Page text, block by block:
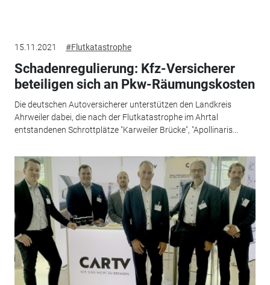
15.11.2021 #Flutkatastrophe
Schadenregulierung: Kfz-Versicherer
beteiligen sich an Pkw-Räumungskosten
Die deutschen Autoversicherer unterstützen den Landkreis
Ahrweiler dabei, die nach der Flutkatastrophe im Ahrtal
entstandenen Schrottplätze "Karweiler Brücke", "Apollinaris...